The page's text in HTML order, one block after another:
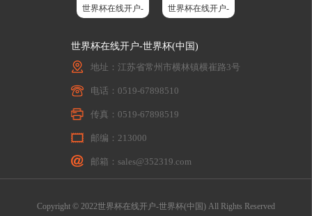
世界杯在线开户-
份
世界杯在线开户-
能升降桌
世界杯在线开户-世界杯(中国)
地址：江苏省常州市横林镇横崔路3号
电话：0519-67898510
传真：0519-67898519
邮编：213000
邮箱：sales@352319.com
Copyright © 2022世界杯在线开户-世界杯(中国) All Rights Reserved